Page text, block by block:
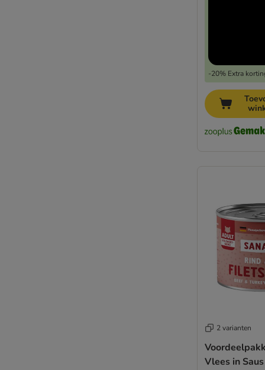
-20% Extra
2 varianten
Vlees in